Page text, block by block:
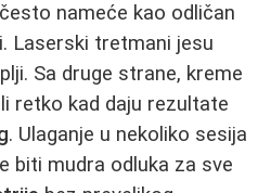
nameće kao odličan
Laserski tretmani jesu
Sa druge strane, kreme
retko kad daju rezultate
. Ulaganje u nekoliko sesija
biti mudra odluka za sve